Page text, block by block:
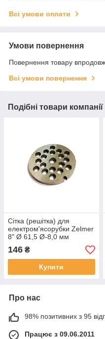
Всі умови оплати
Умови повернення
Повернення товару
Всі умови повернення
Подібні товари компанії
Сітка (решітка) для
електром'ясорубки Zelmer
8" Ø 61,5 Ø-8,0 мм
(Poland)
146 ₴
Купити
Про нас
98% позитивних з 95
Працює з 09.06.2011